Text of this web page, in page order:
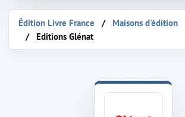
Édition Livre France
Maisons d'édition
Editions Glénat
Maison d'édition Glénat